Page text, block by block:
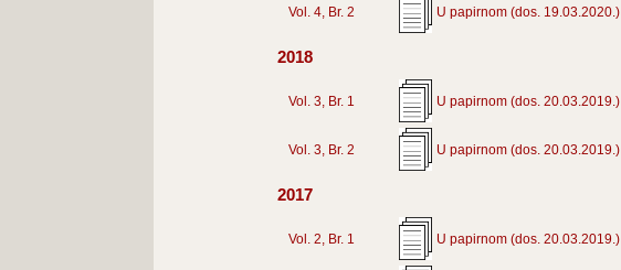
Vol. 4, Br. 2 U papirnom (dos. 19.03.2020.)
2018
Vol. 3, Br. 1 U papirnom (dos. 20.03.2019.)
Vol. 3, Br. 2 U papirnom (dos. 20.03.2019.)
2017
Vol. 2, Br. 1 U papirnom (dos. 20.03.2019.)